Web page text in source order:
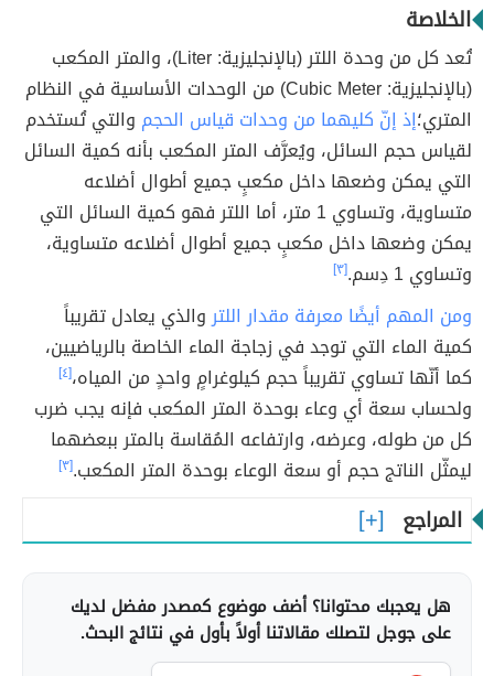
الخلاصة
تُعد كل من وحدة اللتر (بالإنجليزية: Liter)، والمتر المكعب
(بالإنجليزية: Cubic Meter) من الوحدات الأساسية في النظام
المتري؛إذ إنّ كليهما من وحدات قياس الحجم والتي تُستخدم
لقياس حجم السائل، ويُعرَّف المتر المكعب بأنه كمية السائل
التي يمكن وضعها داخل مكعبٍ جميع أطوال أضلاعه
متساوية، وتساوي 1 متر، أما اللتر فهو كمية السائل التي
يمكن وضعها داخل مكعبٍ جميع أطوال أضلاعه متساوية،
وتساوي 1 دِسم.
[٣]
ومن المهم أيضًا معرفة مقدار اللتروالذي يعادل تقريباً
كمية الماء التي توجد في زجاجة الماء الخاصة بالرياضيين،
كما أنّها تساوي تقريباً حجم كيلوغرامٍ واحدٍ من المياه،[٤]
ولحساب سعة أي وعاء بوحدة المتر المكعب فإنه يجب ضرب
كل من طوله، وعرضه، وارتفاعه المُقاسة بالمتر ببعضهما
ليمثّل الناتج حجم أو سعة الوعاء بوحدة المتر المكعب.[٣]
المراجع
هل يعجبك محتوانا؟ أضف موضوع كمصدر مفضل لديك
على جوجل لتصلك مقالاتنا أولاً بأول في نتائج البحث.